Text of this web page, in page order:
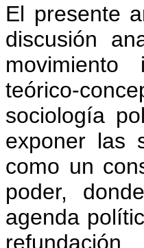
El presente
discusión
movimiento
teórico-
sociología
exponer las
como un
poder,
agenda